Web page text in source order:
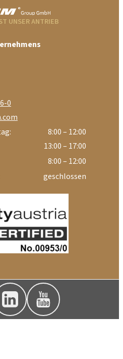
UNSER ANTRIEB
0
8:00 – 12:00
13:00 – 17:00
8:00 – 12:00
geschlossen